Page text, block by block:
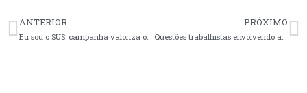
e
b
itt
er e
ANTERIOR
Eu sou o SUS: campanha valoriza o sistema e seus trabalhadores(as)
PRÓXIMO
Questões trabalhistas envolvendo a Enfermagem ganham ressonância no período de pandemia